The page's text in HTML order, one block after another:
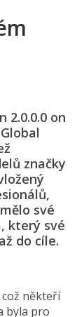
2.0.0.0 on
značky
své
který své
do cíle.
někteří
byla pro